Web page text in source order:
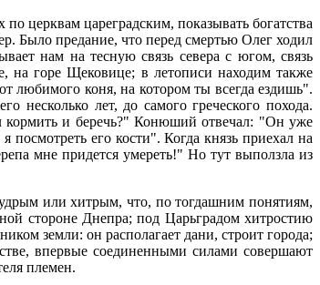
церквам цареградским, показывать богатства
Было предание, что перед смертью Олег ходил
нам на тесную связь севера с югом, связь
на горе Щековице; в летописи находим также
любимого коня, на котором ты всегда ездишь".
лет, до самого греческого похода.
кормить и беречь?" Конюший отвечал: "Он уже
его кости". Когда князь приехал на
мне придется умереть!" Но тут выползла из
или хитрым, что, по тогдашним понятиям,
стороне Днепра; под Царьградом хитростию
земли: он располагает дани, строит города;
впервые соединенными силами совершают
племен.